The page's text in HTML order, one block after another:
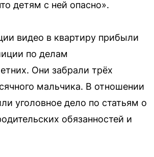
детям с ней опасно».
видео в квартиру прибыли
по делам
Они забрали трёх
мальчика. В отношении
уголовное дело по статьям о
обязанностей и